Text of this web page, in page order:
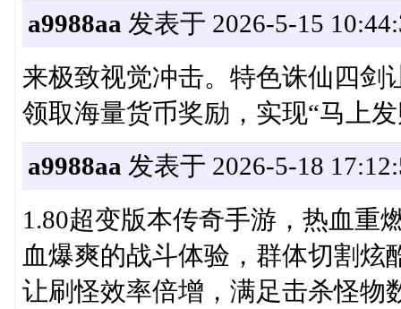
a9988aa 发表于 2026-5-15
来极致视觉冲击。特色诛仙四剑
领取海量货币奖励，实现“马上
a9988aa 发表于 2026-5-18
1.80超变版本传奇手游，热血重
血爆爽的战斗体验，群体切割
让刷怪效率倍增，满足击杀怪物